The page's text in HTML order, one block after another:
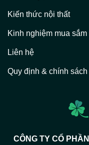
Kiến thức nội thất
Kinh nghiệm mua sắm
Liên hệ
Quy định & chính sách
CÔNG TY CỔ